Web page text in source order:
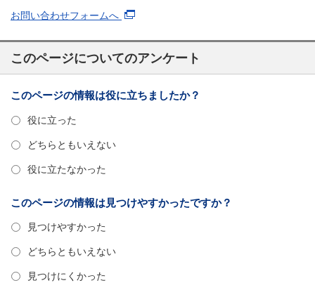
お問い合わせフォームへ
このページについてのアンケート
このページの情報は役に立ちましたか？
役に立った
どちらともいえない
役に立たなかった
このページの情報は見つけやすかったですか？
見つけやすかった
どちらともいえない
見つけにくかった